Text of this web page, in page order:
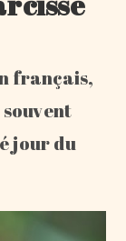
français,
jour du